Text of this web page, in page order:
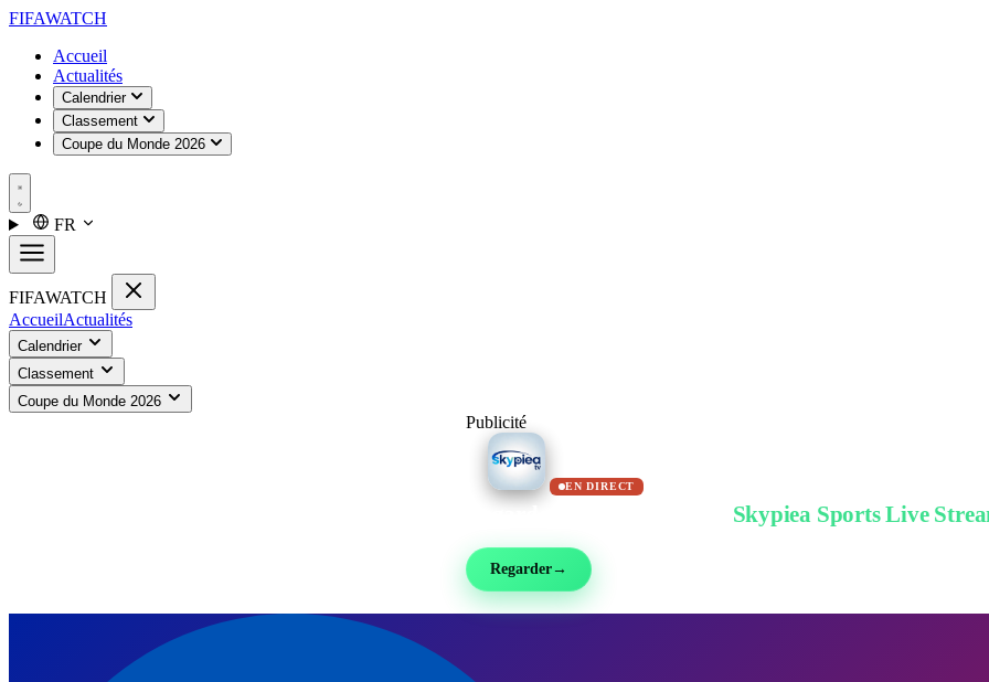
FIFAWATCH
Accueil
Actualités
Calendrier
Classement
Coupe du Monde 2026
FR
FIFAWATCH
AccueilActualités
Calendrier
Classement
Coupe du Monde 2026
Publicité
EN DIRECT
Skypiea Sports Live
Regarder→